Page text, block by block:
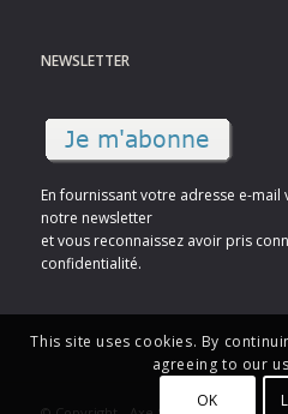
NEWSLETTER
En fournissant votre adresse e-
notre newsletter
et vous reconnaissez avoir pris
confidentialité.
This site uses cookies. By
agreeing to our
OK